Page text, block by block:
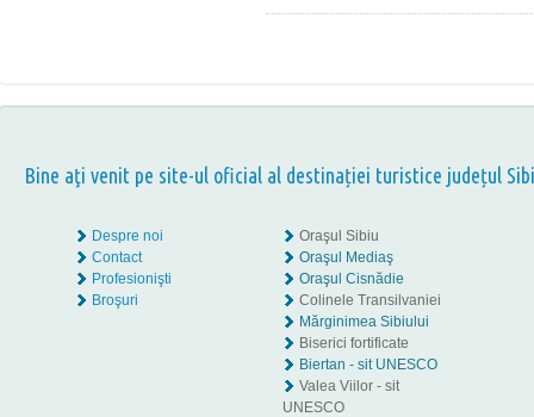
Bine aţi venit pe site-ul oficial al destinației turistice județul
Despre noi
Contact
Profesionişti
Broşuri
Oraşul Sibiu
Oraşul Mediaş
Oraşul Cisnădie
Colinele Transilvaniei
Mărginimea Sibiului
Biserici fortificate
Biertan - sit UNESCO
Valea Viilor - sit
UNESCO